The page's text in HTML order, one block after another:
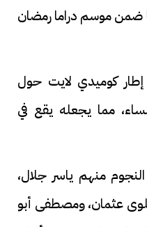
ضمن موسم دراما رمضان
كوميدي لايت حول
مما يجعله يقع في
منهم ياسر جلال،
عثمان، ومصطفى أبو